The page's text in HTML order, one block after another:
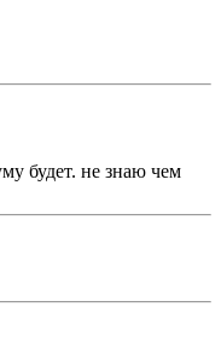
будет. не знаю чем